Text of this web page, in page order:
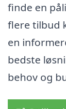
finde en
flere tilbud
en
bedste
behov og